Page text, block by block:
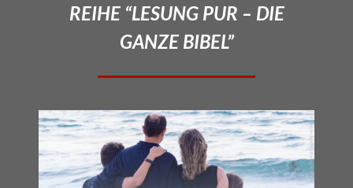
REIHE “LESUNG PUR – DIE
GANZE BIBEL”